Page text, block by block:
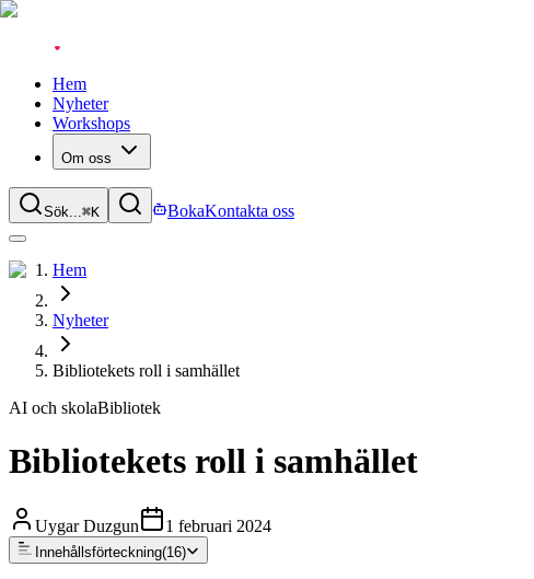
Hem
Nyheter
Workshops
Om oss
Sök...⌘K BokaKontakta oss
Hem
Nyheter
Bibliotekets roll i samhället
AI och skolaBibliotek
Bibliotekets roll i samhället
Uygar Duzgun 1 februari 2024
Innehållsförteckning(16)